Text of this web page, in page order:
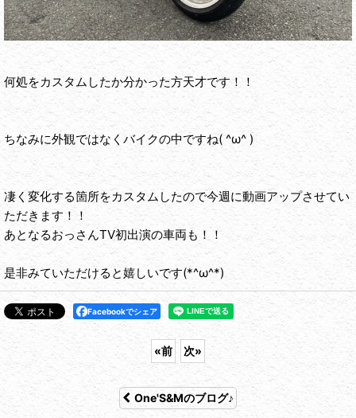
何処をカスタムしたか分かった方天才です！！
ちなみに外観ではなくバイクの中ですね( ^ω^ )
凄く変化する箇所をカスタムしたので今週に動画アップさせてい
ただきます！！
あとなるおっさんTV初出演の車両も！！
是非みていただけると嬉しいです(*^ω^*)
Facebookでシェア
«前 次»
One'S&Mのブログ♪